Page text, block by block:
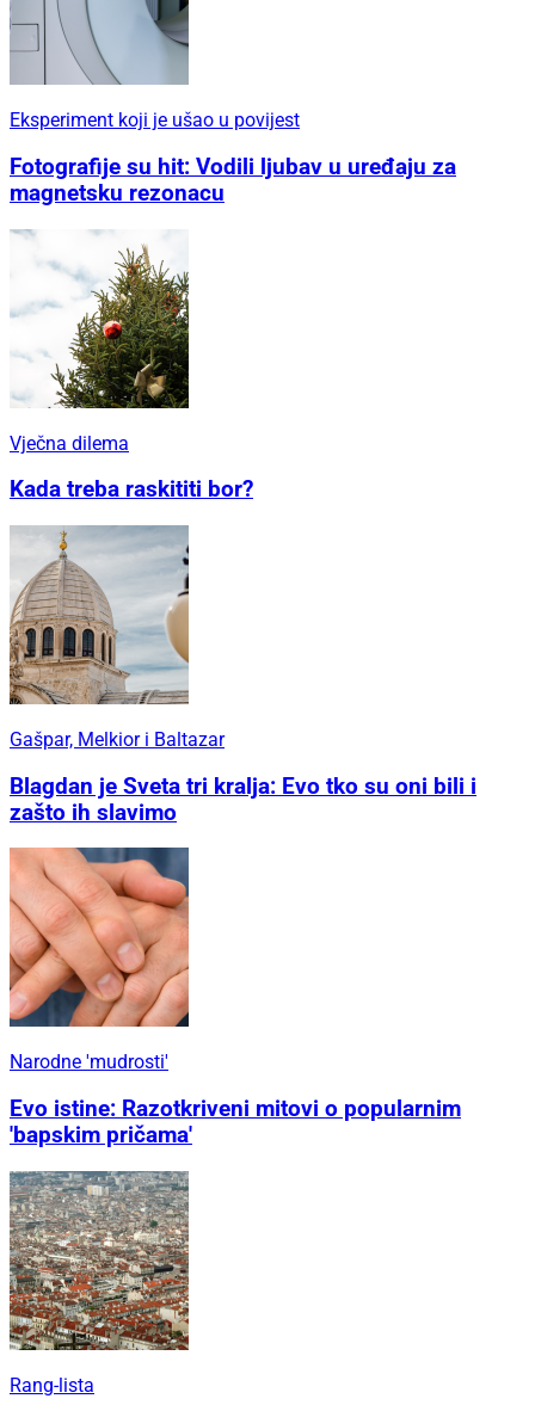
Eksperiment koji je ušao u povijest
Fotografije su hit: Vodili ljubav u uređaju za
magnetsku rezonacu
Vječna dilema
Kada treba raskititi bor?
Gašpar, Melkior i Baltazar
Blagdan je Sveta tri kralja: Evo tko su oni bili i
zašto ih slavimo
Narodne 'mudrosti'
Evo istine: Razotkriveni mitovi o popularnim
'bapskim pričama'
Rang-lista